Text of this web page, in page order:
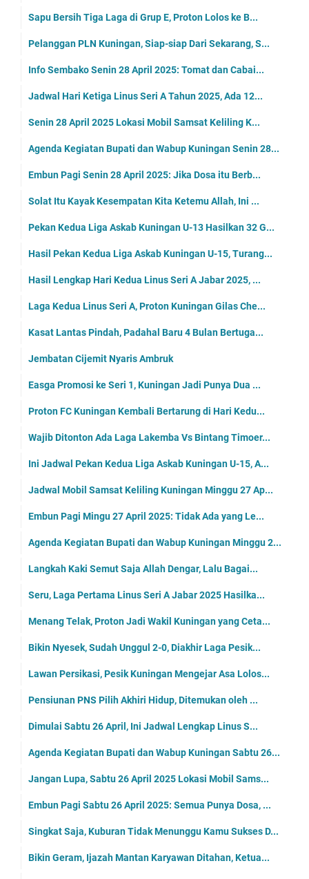
Sapu Bersih Tiga Laga di Grup E, Proton Lolos ke B...
Pelanggan PLN Kuningan, Siap-siap Dari Sekarang, S...
Info Sembako Senin 28 April 2025: Tomat dan Cabai...
Jadwal Hari Ketiga Linus Seri A Tahun 2025, Ada 12...
Senin 28 April 2025 Lokasi Mobil Samsat Keliling K...
Agenda Kegiatan Bupati dan Wabup Kuningan Senin 28...
Embun Pagi Senin 28 April 2025: Jika Dosa itu Berb...
Solat Itu Kayak Kesempatan Kita Ketemu Allah, Ini ...
Pekan Kedua Liga Askab Kuningan U-13 Hasilkan 32 G...
Hasil Pekan Kedua Liga Askab Kuningan U-15, Turang...
Hasil Lengkap Hari Kedua Linus Seri A Jabar 2025, ...
Laga Kedua Linus Seri A, Proton Kuningan Gilas Che...
Kasat Lantas Pindah, Padahal Baru 4 Bulan Bertuga...
Jembatan Cijemit Nyaris Ambruk
Easga Promosi ke Seri 1, Kuningan Jadi Punya Dua ...
Proton FC Kuningan Kembali Bertarung di Hari Kedu...
Wajib Ditonton Ada Laga Lakemba Vs Bintang Timoer...
Ini Jadwal Pekan Kedua Liga Askab Kuningan U-15, A...
Jadwal Mobil Samsat Keliling Kuningan Minggu 27 Ap...
Embun Pagi Mingu 27 April 2025: Tidak Ada yang Le...
Agenda Kegiatan Bupati dan Wabup Kuningan Minggu 2...
Langkah Kaki Semut Saja Allah Dengar, Lalu Bagai...
Seru, Laga Pertama Linus Seri A Jabar 2025 Hasilka...
Menang Telak, Proton Jadi Wakil Kuningan yang Ceta...
Bikin Nyesek, Sudah Unggul 2-0, Diakhir Laga Pesik...
Lawan Persikasi, Pesik Kuningan Mengejar Asa Lolos...
Pensiunan PNS Pilih Akhiri Hidup, Ditemukan oleh ...
Dimulai Sabtu 26 April, Ini Jadwal Lengkap Linus S...
Agenda Kegiatan Bupati dan Wabup Kuningan Sabtu 26...
Jangan Lupa, Sabtu 26 April 2025 Lokasi Mobil Sams...
Embun Pagi Sabtu 26 April 2025: Semua Punya Dosa, ...
Singkat Saja, Kuburan Tidak Menunggu Kamu Sukses D...
Bikin Geram, Ijazah Mantan Karyawan Ditahan, Ketua...